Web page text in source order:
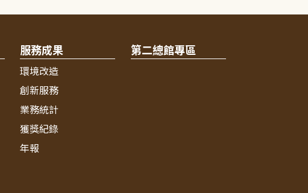
服務成果
環境改造
創新服務
業務統計
獲獎紀錄
年報
第二總館專區